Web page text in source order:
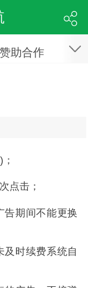
赞助合作
点击；
告期间不能更换
及时续费系统自